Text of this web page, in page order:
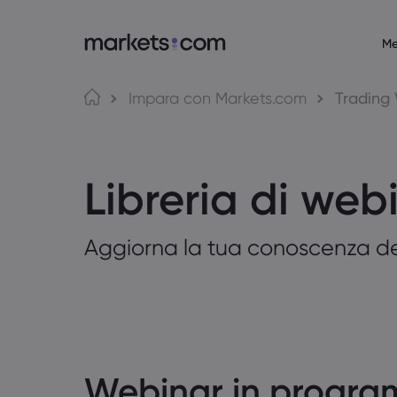
MT5
Informazioni su Markets.com
Riconoscimenti e media
Impara con Markets.com Trading
Libreria di
Aggiorna la tua conoscenza